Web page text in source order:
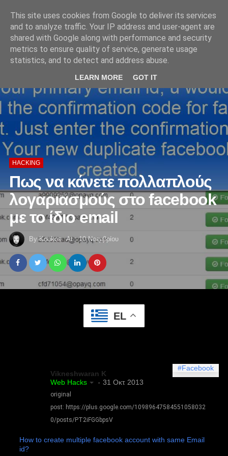
HACKING
Πως να κάνετε πολλαπλούς
λογαριασμούς στο facebook
με το ίδιο email
By Koukos At : 10 Νοεμβρίου
EL
Vikneshwaran K
Web Hacks
- 31 Οκτ 2013
original
post: https://plus.google.com/10989647584551058032
0/posts/PT2iFGGbpsV
#Facebook
How to create multiple facebook account with same Email
id?
This site uses cookies from Google to deliver its services
and to analyze traffic. Your IP address and user-agent are
shared with Google along with performance and security
metrics to ensure quality of service, generate usage
statistics, and to detect and address abuse.
LEARN MORE GOT IT